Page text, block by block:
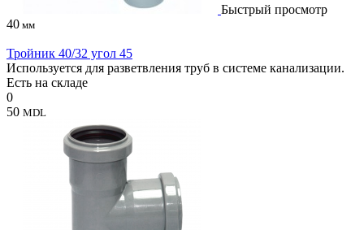
Быстрый просмотр
40 мм
Тройник 40/32 угол 45
Используется для разветвления труб в системе канализации.
Есть на складе
0
50 MDL